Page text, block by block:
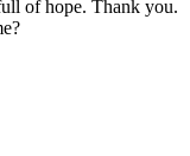
of hope. Thank you.